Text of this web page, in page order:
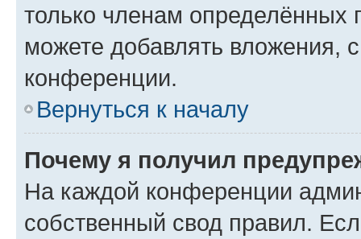
только членам определённых
можете добавлять вложения,
конференции.
Вернуться к началу
Почему я получил
На каждой конференции
собственный свод правил.